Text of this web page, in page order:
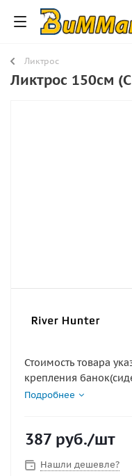
Ликтрос
Ликтрос 150см
Стоимость товара
крепления
Подробнее
387 руб./шт
Нашли дешевле?